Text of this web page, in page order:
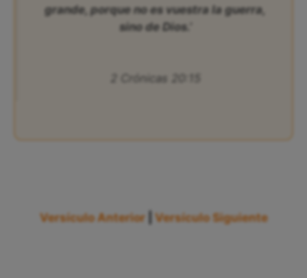
grande, porque no es vuestra la guerra,
sino de Dios.’
2 Crónicas 20:15
Versículo Anterior Versículo Siguiente